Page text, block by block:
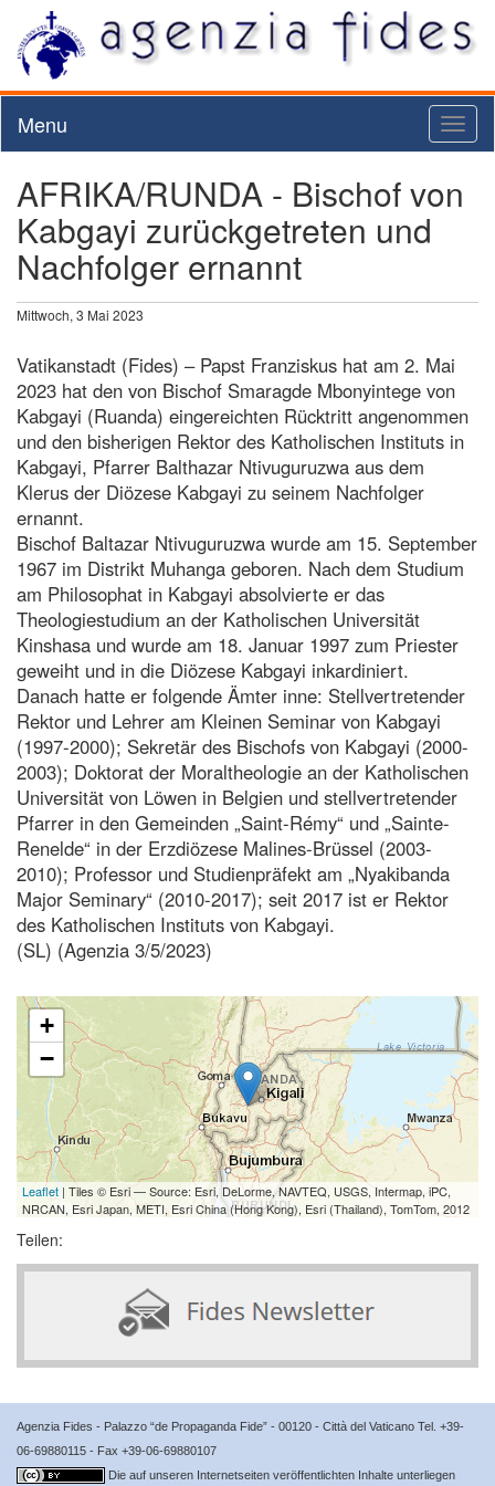
Menu
AFRIKA/RUNDA - Bischof von
Kabgayi zurückgetreten und
Nachfolger ernannt
Mittwoch, 3 Mai 2023
Vatikanstadt (Fides) – Papst Franziskus hat am 2. Mai
2023 hat den von Bischof Smaragde Mbonyintege von
Kabgayi (Ruanda) eingereichten Rücktritt angenommen
und den bisherigen Rektor des Katholischen Instituts in
Kabgayi, Pfarrer Balthazar Ntivuguruzwa aus dem
Klerus der Diözese Kabgayi zu seinem Nachfolger
ernannt.
Bischof Baltazar Ntivuguruzwa wurde am 15. September
1967 im Distrikt Muhanga geboren. Nach dem Studium
am Philosophat in Kabgayi absolvierte er das
Theologiestudium an der Katholischen Universität
Kinshasa und wurde am 18. Januar 1997 zum Priester
geweiht und in die Diözese Kabgayi inkardiniert.
Danach hatte er folgende Ämter inne: Stellvertretender
Rektor und Lehrer am Kleinen Seminar von Kabgayi
(1997-2000); Sekretär des Bischofs von Kabgayi (2000-
2003); Doktorat der Moraltheologie an der Katholischen
Universität von Löwen in Belgien und stellvertretender
Pfarrer in den Gemeinden „Saint-Rémy“ und „Sainte-
Renelde“ in der Erzdiözese Malines-Brüssel (2003-
2010); Professor und Studienpräfekt am „Nyakibanda
Major Seminary“ (2010-2017); seit 2017 ist er Rektor
des Katholischen Instituts von Kabgayi.
(SL) (Agenzia 3/5/2023)
+
−
Leaflet | Tiles © Esri — Source: Esri, DeLorme, NAVTEQ, USGS, Intermap, iPC,
NRCAN, Esri Japan, METI, Esri China (Hong Kong), Esri (Thailand), TomTom, 2012
Teilen:
Agenzia Fides - Palazzo “de Propaganda Fide” - 00120 - Città del Vaticano Tel. +39-
06-69880115 - Fax +39-06-69880107
Die auf unseren Internetseiten veröffentlichten Inhalte unterliegen